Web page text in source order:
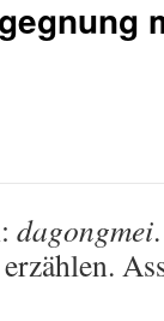
dagongmei